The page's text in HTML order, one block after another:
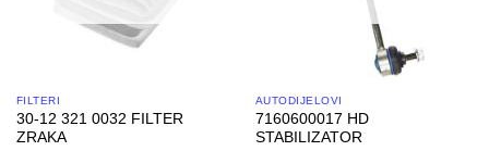
FILTERI
30-12 321 0032 FILTER
ZRAKA
AUTODIJELOVI
7160600017 HD
STABILIZATOR